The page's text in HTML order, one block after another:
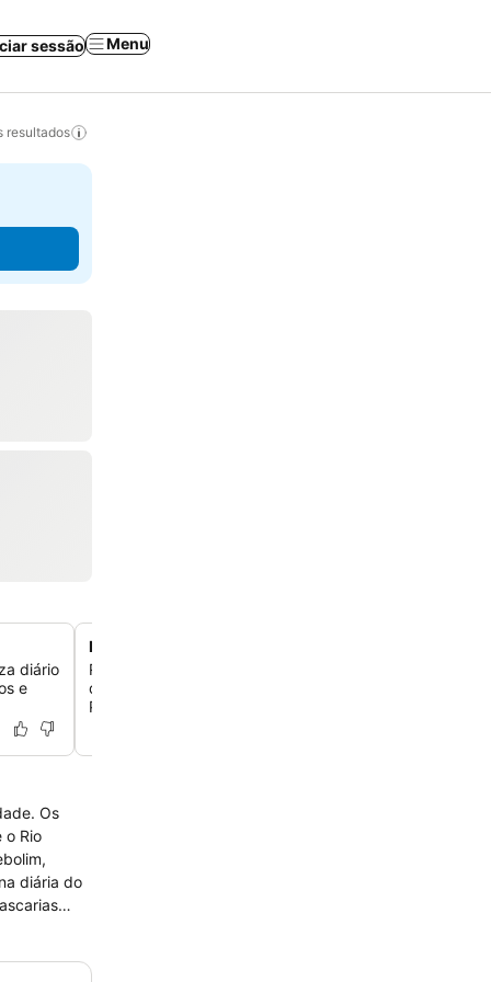
sessão Menu
resultados
diário
e
Piscina panorâmica na cobertura
Relaxe na piscina ao ar livre do quarto andar, que
de água profunda e vistas cativantes da Ponte da
Paraná.
Os
o Rio